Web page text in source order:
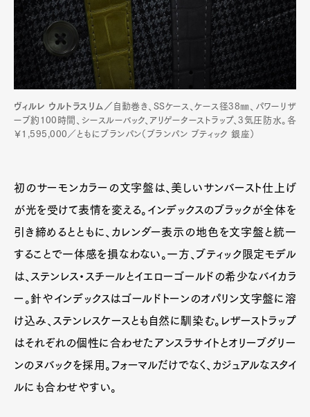
ヴィルレ ウルトラスリム／ 自動巻き、SSケース、ケース径38㎜、パワーリザ
ーブ約100時間、シースルーバック、アリゲーターストラップ、3気圧防水。各
￥1,595,000／ともにブランパン（ブランパン ブティック 銀座）
初のサーモンカラーの文字盤は、美しいサンバースト仕上げ
が光を受けて表情を変える。インデックスのブラックが全体を
引き締めるとともに、カレンダー表示の地色を文字盤と統一
することで一体感を損なわない。一方、ブティック限定モデル
は、ステンレス・スチールとイエローゴールドの希少なバイカラ
ー。針やインデックスはゴールドトーンのオパリン文字盤に溶
け込み、ステンレスケースとも自然に馴染む。レザーストラップ
はそれぞれの個性に合わせたアンスラサイトとオリーブグリー
ンのヌバックを採用。フォーマルだけでなく、カジュアルなスタイ
ルにも合わせやすい。